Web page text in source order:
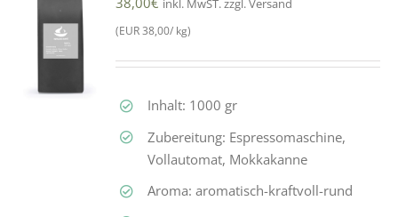
inkl. MwST. zzgl. Versand
(EUR 38,00/ kg)
Inhalt: 1000 gr
Zubereitung: Espressomaschine,
Vollautomat, Mokkakanne
Aroma: aromatisch-kraftvoll-rund